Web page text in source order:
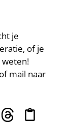
je
of je
weten!
mail naar